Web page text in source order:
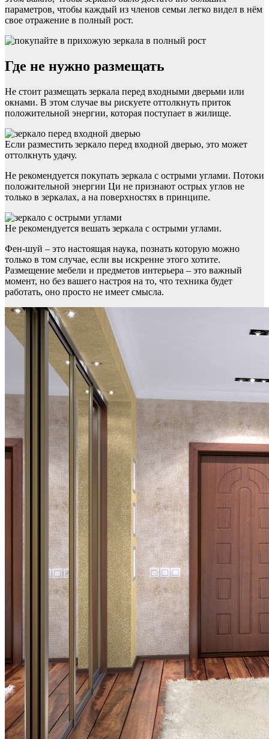
параметров, чтобы каждый из членов семьи легко видел в нём
свое отражение в полный рост.
Где не нужно размещать
Не стоит размещать зеркала перед входными дверьми или
окнами. В этом случае вы рискуете оттолкнуть приток
положительной энергии, которая поступает в жилище.
Если разместить зеркало перед входной дверью, это может
оттолкнуть удачу.
Не рекомендуется покупать зеркала с острыми углами. Потоки
положительной энергии Ци не признают острых углов не
только в зеркалах, а на поверхностях в принципе.
Не рекомендуется вешать зеркала с острыми углами.
Фен-шуй – это настоящая наука, познать которую можно
только в том случае, если вы искренне этого хотите.
Размещение мебели и предметов интерьера – это важный
момент, но без вашего настроя на то, что техника будет
работать, оно просто не имеет смысла.